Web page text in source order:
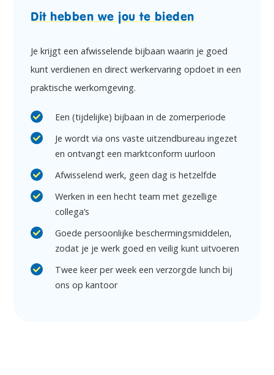
Dit hebben we jou te bieden
Je krijgt een afwisselende bijbaan waarin je goed
kunt verdienen en direct werkervaring opdoet in een
praktische werkomgeving.
Een (tijdelijke) bijbaan in de zomerperiode
Je wordt via ons vaste uitzendbureau ingezet
en ontvangt een marktconform uurloon
Afwisselend werk, geen dag is hetzelfde
Werken in een hecht team met gezellige
collega’s
Goede persoonlijke beschermingsmiddelen,
zodat je je werk goed en veilig kunt uitvoeren
Twee keer per week een verzorgde lunch bij
ons op kantoor